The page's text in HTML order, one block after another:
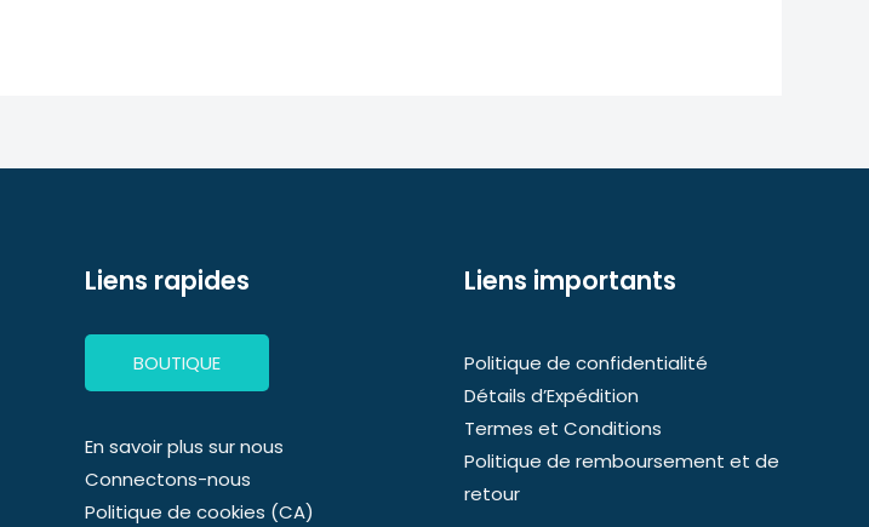
Liens rapides
BOUTIQUE
En savoir plus sur nous
Connectons-nous
Politique de cookies (CA)
Liens importants
Politique de confidentialité
Détails d’Expédition
Termes et Conditions
Politique de remboursement et de
retour